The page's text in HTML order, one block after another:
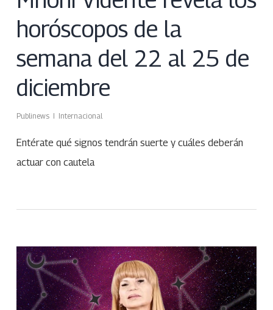
horóscopos de la
semana del 22 al 25 de
diciembre
Publinews Internacional
Entérate qué signos tendrán suerte y cuáles deberán
actuar con cautela